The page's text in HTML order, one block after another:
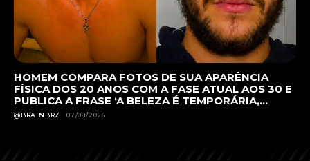
HOMEM COMPARA FOTOS DE SUA APARÊNCIA
FÍSICA DOS 20 ANOS COM A FASE ATUAL AOS 30 E
PUBLICA A FRASE ‘A BELEZA É TEMPORÁRIA,...
@BRAINBRZ 07/08/2026